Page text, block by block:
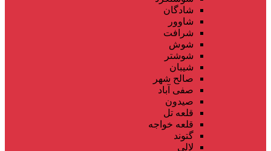
شادگان
شاوور
شرافت
شوش
شوشتر
شیبان
صالح شهر
صفی آباد
صیدون
قلعه تل
قلعه خواجه
گتوند
لالی